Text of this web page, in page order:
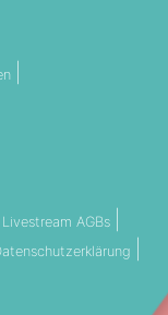
Livestream AGBs